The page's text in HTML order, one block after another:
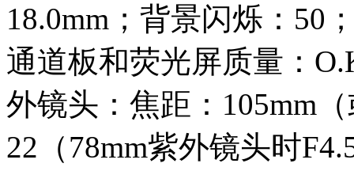
18.0mm；背景闪烁：50
通道板和荧光屏质量：
外镜头：焦距：105mm
22（78mm紫外镜头时